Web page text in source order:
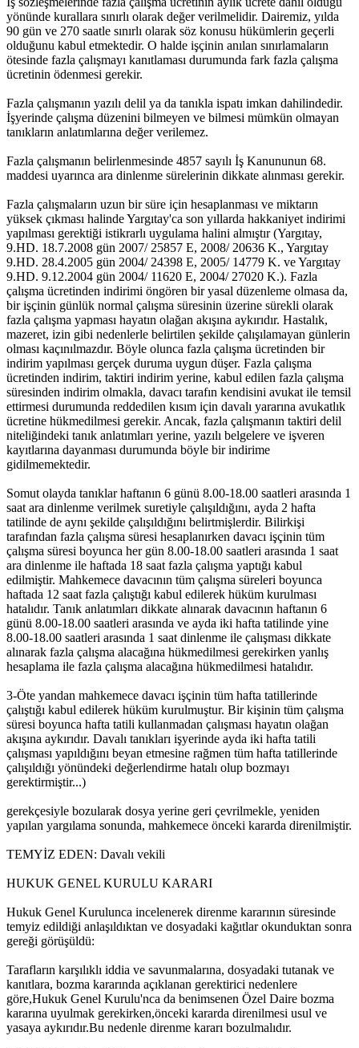
yönünde kurallara sınırlı olarak değer verilmelidir. Dairemiz, yılda
90 gün ve 270 saatle sınırlı olarak söz konusu hükümlerin geçerli
olduğunu kabul etmektedir. O halde işçinin anılan sınırlamaların
ötesinde fazla çalışmayı kanıtlaması durumunda fark fazla çalışma
ücretinin ödenmesi gerekir.
Fazla çalışmanın yazılı delil ya da tanıkla ispatı imkan dahilindedir.
İşyerinde çalışma düzenini bilmeyen ve bilmesi mümkün olmayan
tanıkların anlatımlarına değer verilemez.
Fazla çalışmanın belirlenmesinde 4857 sayılı İş Kanununun 68.
maddesi uyarınca ara dinlenme sürelerinin dikkate alınması gerekir.
Fazla çalışmaların uzun bir süre için hesaplanması ve miktarın
yüksek çıkması halinde Yargıtay'ca son yıllarda hakkaniyet indirimi
yapılması gerektiği istikrarlı uygulama halini almıştır (Yargıtay,
9.HD. 18.7.2008 gün 2007/ 25857 E, 2008/ 20636 K., Yargıtay
9.HD. 28.4.2005 gün 2004/ 24398 E, 2005/ 14779 K. ve Yargıtay
9.HD. 9.12.2004 gün 2004/ 11620 E, 2004/ 27020 K.). Fazla
çalışma ücretinden indirimi öngören bir yasal düzenleme olmasa da,
bir işçinin günlük normal çalışma süresinin üzerine sürekli olarak
fazla çalışma yapması hayatın olağan akışına aykırıdır. Hastalık,
mazeret, izin gibi nedenlerle belirtilen şekilde çalışılamayan günlerin
olması kaçınılmazdır. Böyle olunca fazla çalışma ücretinden bir
indirim yapılması gerçek duruma uygun düşer. Fazla çalışma
ücretinden indirim, taktiri indirim yerine, kabul edilen fazla çalışma
süresinden indirim olmakla, davacı tarafın kendisini avukat ile temsil
ettirmesi durumunda reddedilen kısım için davalı yararına avukatlık
ücretine hükmedilmesi gerekir. Ancak, fazla çalışmanın taktiri delil
niteliğindeki tanık anlatımları yerine, yazılı belgelere ve işveren
kayıtlarına dayanması durumunda böyle bir indirime
gidilmemektedir.
Somut olayda tanıklar haftanın 6 günü 8.00-18.00 saatleri arasında 1
saat ara dinlenme verilmek suretiyle çalışıldığını, ayda 2 hafta
tatilinde de aynı şekilde çalışıldığını belirtmişlerdir. Bilirkişi
tarafından fazla çalışma süresi hesaplanırken davacı işçinin tüm
çalışma süresi boyunca her gün 8.00-18.00 saatleri arasında 1 saat
ara dinlenme ile haftada 18 saat fazla çalışma yaptığı kabul
edilmiştir. Mahkemece davacının tüm çalışma süreleri boyunca
haftada 12 saat fazla çalıştığı kabul edilerek hüküm kurulması
hatalıdır. Tanık anlatımları dikkate alınarak davacının haftanın 6
günü 8.00-18.00 saatleri arasında ve ayda iki hafta tatilinde yine
8.00-18.00 saatleri arasında 1 saat dinlenme ile çalışması dikkate
alınarak fazla çalışma alacağına hükmedilmesi gerekirken yanlış
hesaplama ile fazla çalışma alacağına hükmedilmesi hatalıdır.
3-Öte yandan mahkemece davacı işçinin tüm hafta tatillerinde
çalıştığı kabul edilerek hüküm kurulmuştur. Bir kişinin tüm çalışma
süresi boyunca hafta tatili kullanmadan çalışması hayatın olağan
akışına aykırıdır. Davalı tanıkları işyerinde ayda iki hafta tatili
çalışması yapıldığını beyan etmesine rağmen tüm hafta tatillerinde
çalışıldığı yönündeki değerlendirme hatalı olup bozmayı
gerektirmiştir...)
gerekçesiyle bozularak dosya yerine geri çevrilmekle, yeniden
yapılan yargılama sonunda, mahkemece önceki kararda direnilmiştir.
TEMYİZ EDEN: Davalı vekili
HUKUK GENEL KURULU KARARI
Hukuk Genel Kurulunca incelenerek direnme kararının süresinde
temyiz edildiği anlaşıldıktan ve dosyadaki kağıtlar okunduktan sonra
gereği görüşüldü:
Tarafların karşılıklı iddia ve savunmalarına, dosyadaki tutanak ve
kanıtlara, bozma kararında açıklanan gerektirici nedenlere
göre,Hukuk Genel Kurulu'nca da benimsenen Özel Daire bozma
kararına uyulmak gerekirken,önceki kararda direnilmesi usul ve
yasaya aykırıdır.Bu nedenle direnme kararı bozulmalıdır.